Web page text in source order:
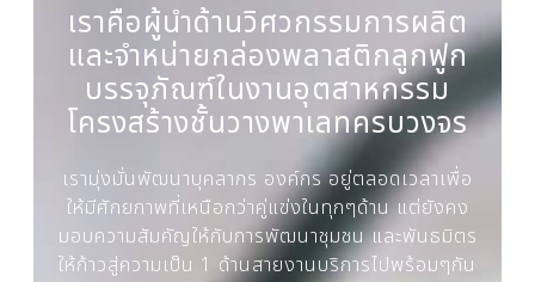
เราคือผู้นำด้านวิศวกรรมการผลิต
และจำหน่ายกล่องพลาสติกลูกฟูก
บรรจุภัณฑ์ในงานอุตสาหกรรม
โครงสร้างชั้นวางพาเลทครบวงจร
เรามุ่งมั่นพัฒนาบุคลากร องค์กร อยู่ตลอดเวลาเพื่อ
ให้มีศักยภาพที่เหนือกว่าคู่แข่งในทุกๆด้าน แต่ยังคง
มอบความสัมคัญให้กับการพัฒนาชุมชน และพันธมิตร
ให้ก้าวสู่ความเป็น 1 ด้านสายงานบริการไปพร้อมๆกัน